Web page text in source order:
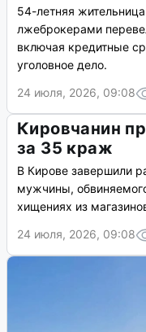
54-летняя
лжеброкерами
включая кредитные
уголовное дело.
24 июля, 2026, 09:08
Кировчанин
за 35 краж
В Кирове завершили
мужчины,
хищениях из
24 июля, 2026, 09:08